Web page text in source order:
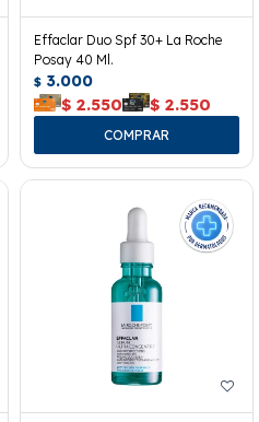
Effaclar Duo Spf 30+ La Roche
Posay 40 Ml.
$ 3.000
$ 2.550 $ 2.550